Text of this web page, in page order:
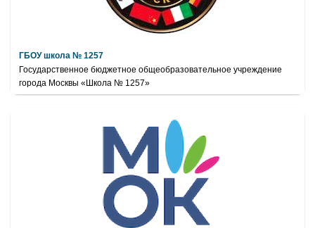
ГБОУ школа № 1257
Государственное бюджетное общеобразовательное учреждение
города Москвы «Школа № 1257»